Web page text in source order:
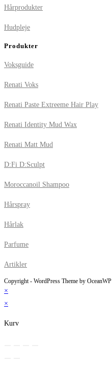
Hårprodukter
Hudpleje
Produkter
Voksguide
Renati Voks
Renati Paste Extreeme Hair Play
Renati Identity Mud Wax
Renati Matt Mud
D:Fi D:Sculpt
Moroccanoil Shampoo
Hårspray
Hårlak
Parfume
Artikler
Copyright - WordPress Theme by OceanWP
×
×
Kurv